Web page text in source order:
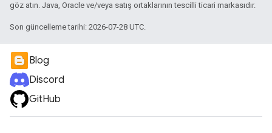
göz atın. Java, Oracle ve/veya satış ortaklarının tescilli ticari markasıdır.
Son güncelleme tarihi: 2026-07-28 UTC.
Blog
Discord
GitHub